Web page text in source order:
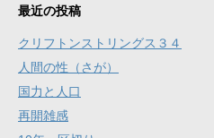
最近の投稿
クリフトンストリングス３４
人間の性（さが）
国力と人口
再開雑感